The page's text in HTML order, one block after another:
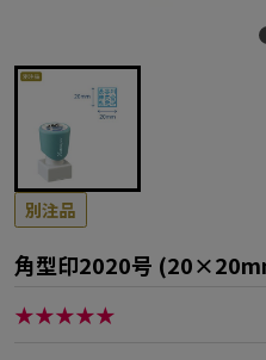
別注品
角型印2020号
★★★★★